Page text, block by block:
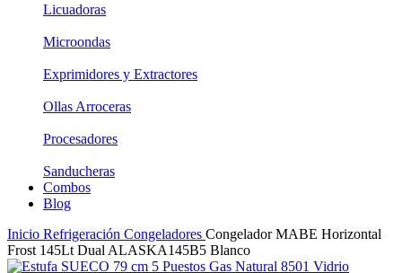
Licuadoras
Microondas
Exprimidores y Extractores
Ollas Arroceras
Procesadores
Sanducheras
Combos
Blog
Inicio Refrigeración Congeladores Congelador MABE Horizontal
Frost 145Lt Dual ALASKA145B5 Blanco